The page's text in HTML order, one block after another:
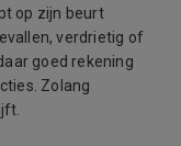
op zijn beurt
verdrietig of
goed rekening
Zolang